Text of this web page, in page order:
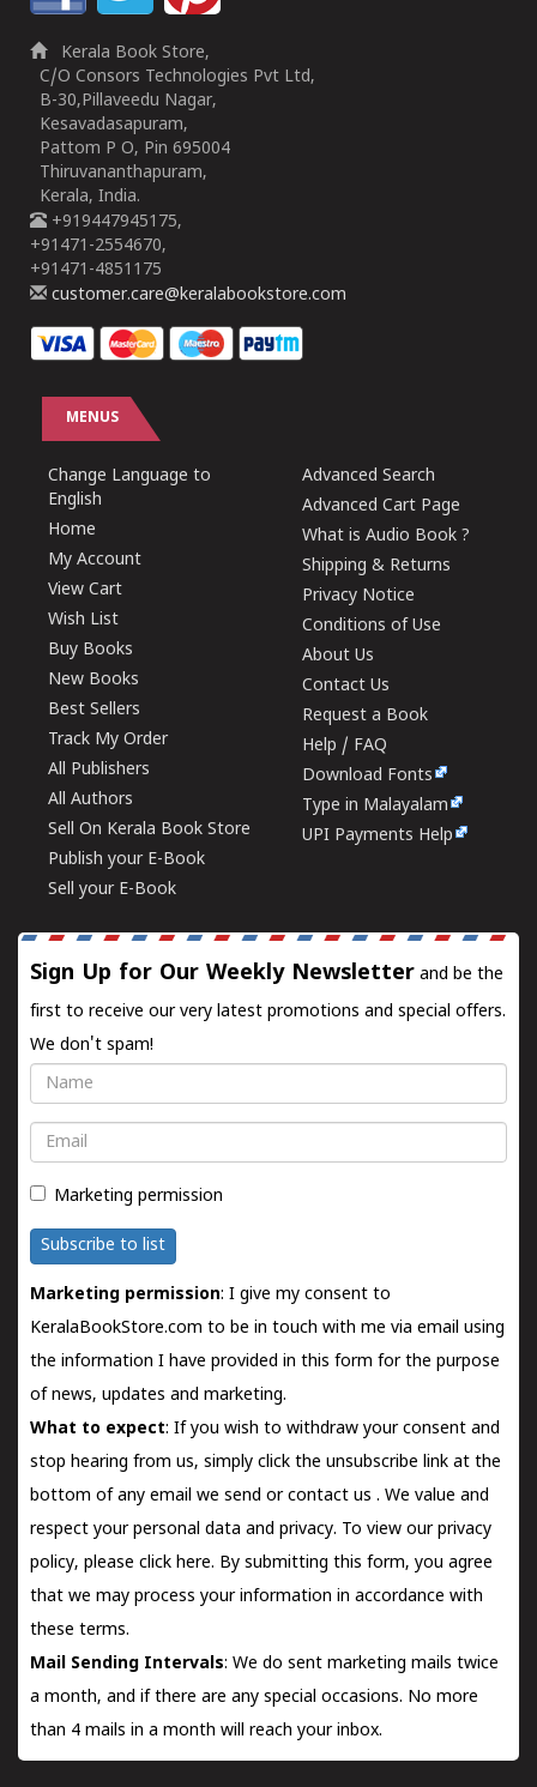
Kerala Book Store,
C/O Consors Technologies Pvt Ltd,
B-30,Pillaveedu Nagar,
Kesavadasapuram,
Pattom P O, Pin 695004
Thiruvananthapuram,
Kerala, India.
+919447945175,
+91471-2554670,
+91471-4851175
customer.care@keralabookstore.com
MENUS
Change Language to
English
Home
My Account
View Cart
Wish List
Buy Books
New Books
Best Sellers
Track My Order
All Publishers
All Authors
Sell On Kerala Book Store
Publish your E-Book
Sell your E-Book
Advanced Search
Advanced Cart Page
What is Audio Book ?
Shipping & Returns
Privacy Notice
Conditions of Use
About Us
Contact Us
Request a Book
Help / FAQ
Download Fonts
Type in Malayalam
UPI Payments Help
Sign Up for Our Weekly Newsletter and be the
first to receive our very latest promotions and special offers.
We don't spam!
Name
Email
Marketing permission
Subscribe to list
Marketing permission: I give my consent to
KeralaBookStore.com to be in touch with me via email using
the information I have provided in this form for the purpose
of news, updates and marketing.
What to expect: If you wish to withdraw your consent and
stop hearing from us, simply click the unsubscribe link at the
bottom of any email we send orcontact us . We value and
respect your personal data and privacy. To view our privacy
policy, please click here. By submitting this form, you agree
that we may process your information in accordance with
these terms.
Mail Sending Intervals: We do sent marketing mails twice
a month, and if there are any special occasions. No more
than 4 mails in a month will reach your inbox.